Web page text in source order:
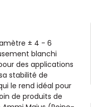
± 4 - 6
blanchi
des applications
stabilité de
le rend idéal pour
de produits de